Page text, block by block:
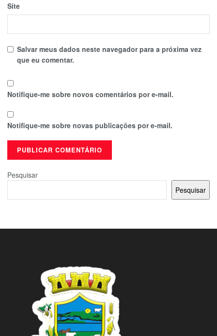
Site
Salvar meus dados neste navegador para a próxima vez
que eu comentar.
Notifique-me sobre novos comentários por e-mail.
Notifique-me sobre novas publicações por e-mail.
Pesquisar
Pesquisar